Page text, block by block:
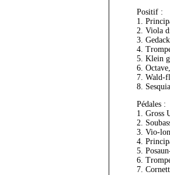
Positif :
1.
2. Viola
3.
4.
5. Klein
6.
7. Wald-
8.
Pédales :
1. Gross
2.
3. Vio-
4.
5.
6.
7.